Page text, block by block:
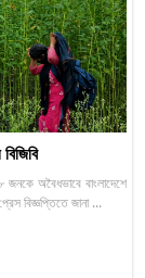
জনকে অবৈধভাবে বাংলাদেশে
বিজ্ঞপ্তিতে জানা ...